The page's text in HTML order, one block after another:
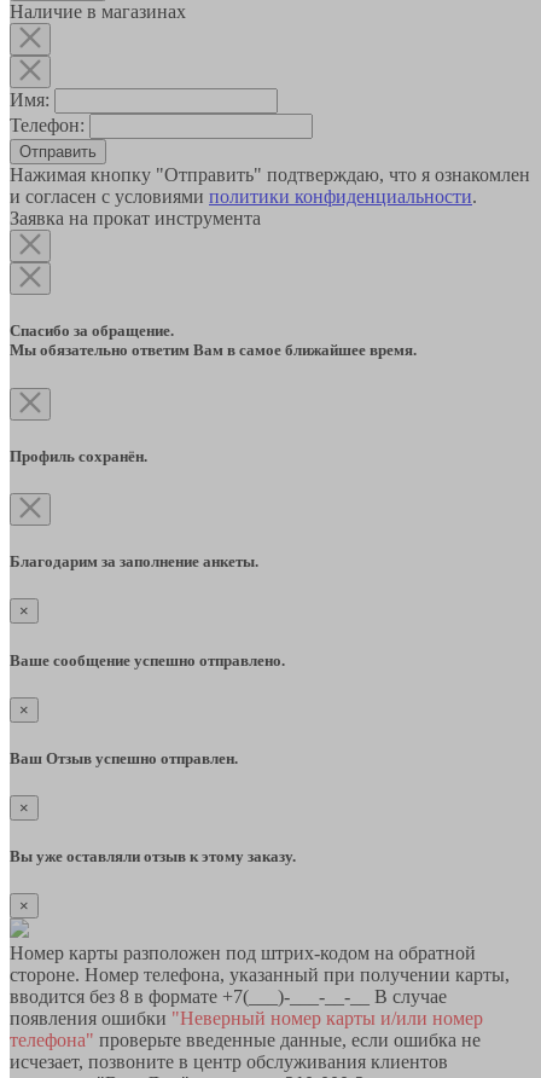
Наличие в магазинах
Имя:
Телефон:
Отправить
Нажимая кнопку "Отправить" подтверждаю, что я ознакомлен
и согласен с условиями политики конфиденциальности.
Заявка на прокат инструмента
Спасибо за обращение.
Мы обязательно ответим Вам в самое ближайшее время.
Профиль сохранён.
Благодарим за заполнение анкеты.
×
Ваше сообщение успешно отправлено.
×
Ваш Отзыв успешно отправлен.
×
Вы уже оставляли отзыв к этому заказу.
×
Номер карты разположен под штрих-кодом на обратной
стороне. Номер телефона, указанный при получении карты,
вводится без 8 в формате +7(___)-___-__-__ В случае
появления ошибки "Неверный номер карты и/или номер
телефона" проверьте введенные данные, если ошибка не
исчезает, позвоните в центр обслуживания клиентов